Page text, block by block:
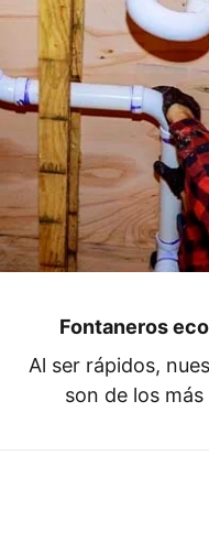
Fontaneros
Al ser rápidos,
son de los